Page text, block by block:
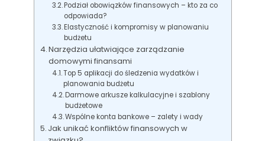
Podział obowiązków finansowych – kto za co
odpowiada?
Elastyczność i kompromisy w planowaniu
budżetu
Narzędzia ułatwiające zarządzanie
domowymi finansami
Top 5 aplikacji do śledzenia wydatków i
planowania budżetu
Darmowe arkusze kalkulacyjne i szablony
budżetowe
Wspólne konta bankowe – zalety i wady
Jak unikać konfliktów finansowych w